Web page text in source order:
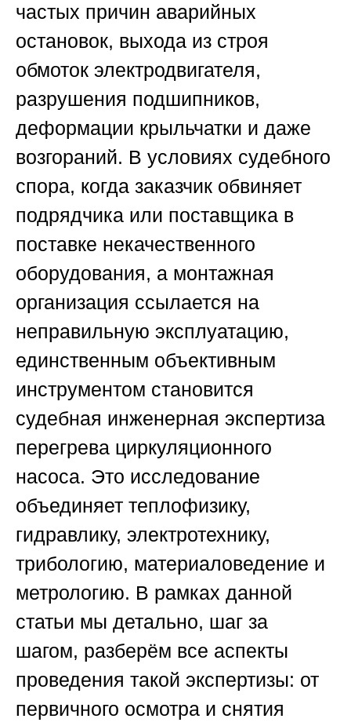
частых причин аварийных
остановок, выхода из строя
обмоток электродвигателя,
разрушения подшипников,
деформации крыльчатки и даже
возгораний. В условиях судебного
спора, когда заказчик обвиняет
подрядчика или поставщика в
поставке некачественного
оборудования, а монтажная
организация ссылается на
неправильную эксплуатацию,
единственным объективным
инструментом становится
судебная инженерная экспертиза
перегрева циркуляционного
насоса. Это исследование
объединяет теплофизику,
гидравлику, электротехнику,
трибологию, материаловедение и
метрологию. В рамках данной
статьи мы детально, шаг за
шагом, разберём все аспекты
проведения такой экспертизы: от
первичного осмотра и снятия